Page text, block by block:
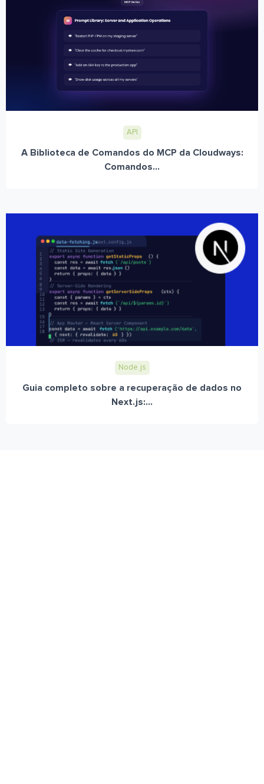
API
A Biblioteca de Comandos do MCP da Cloudways:
Comandos...
Node.js
Guia completo sobre a recuperação de dados no
Next.js:...